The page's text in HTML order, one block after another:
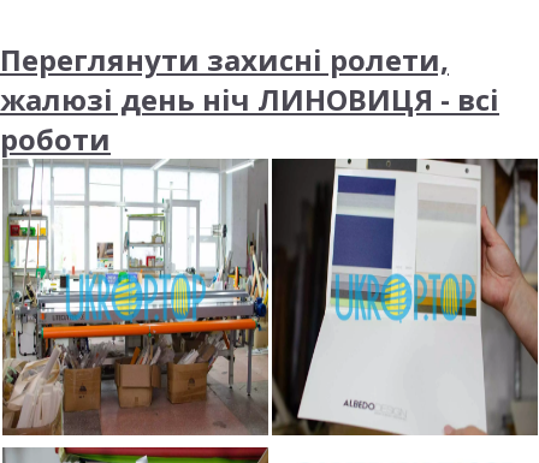
Переглянути захисні ролети,
жалюзі день ніч ЛИНОВИЦЯ - всі
роботи